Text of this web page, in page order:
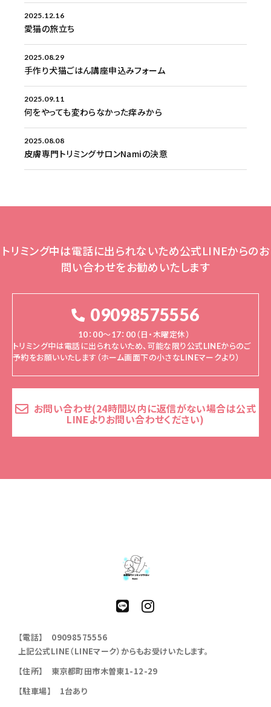
2025.12.16
愛猫の旅立ち
2025.08.29
手作り犬猫ごはん講座申込みフォーム
2025.09.11
何をやっても変わらなかった痒みから
2025.08.08
皮膚専門トリミングサロンNamiの決意
トリミング中は電話に出られないため公式LINEからのお
問い合わせをお勧めいたします
09098575556
10：00～17：00（日・木曜定休）
トリミング中は電話に出られないため、可能な限り公式LINEからのご
予約をお願いいたします（ホーム画面下の小さなLINEマークより）
お問い合わせ(24時間以内に返信がない場合は公式
LINEよりお問い合わせください)
【電話】 09098575556
上記公式LINE（LINEマーク）からもお受けいたします。
【住所】 東京都町田市木曽東1-12-29
【駐車場】 1台あり